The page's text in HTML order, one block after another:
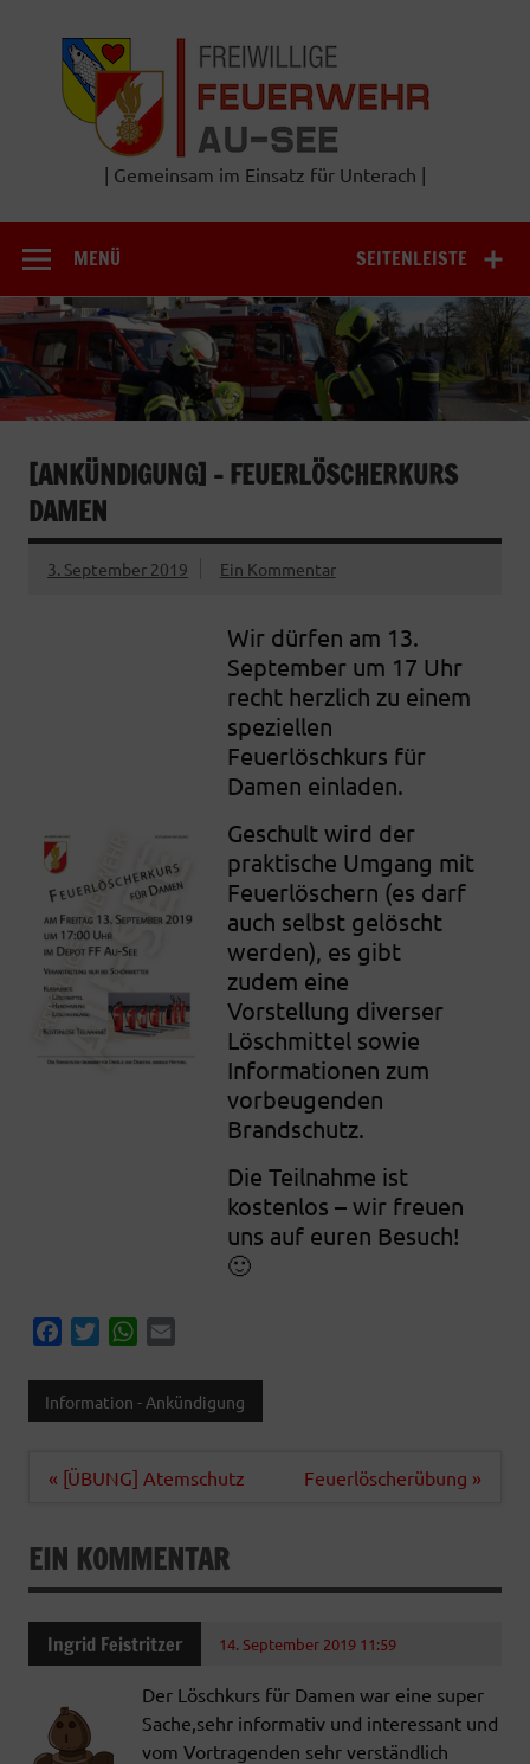
springen
| Gemeinsam im Einsatz für Unterach |
SEITENLEISTE
MENÜ
[ANKÜNDIGUNG] – FEUERLÖSCHERKURS
DAMEN
3. September 2019 Ein Kommentar
Wir dürfen am 13.
September um 17 Uhr
recht herzlich zu einem
speziellen
Feuerlöschkurs für
Damen einladen.
Geschult wird der
praktische Umgang mit
Feuerlöschern (es darf
auch selbst gelöscht
werden), es gibt
zudem eine
Vorstellung diverser
Löschmittel sowie
Informationen zum
vorbeugenden
Brandschutz.
Die Teilnahme ist
kostenlos – wir freuen
uns auf euren Besuch!
🙂
c
e
o
i
t
e
W
a
t
A
a
i
Information - Ankündigung
Beitragsnavigation
« [ÜBUNG] Atemschutz Feuerlöscherübung »
EIN KOMMENTAR
Ingrid Feistritzer 14. September 2019 11:59
Der Löschkurs für Damen war eine super
Sache,sehr informativ und interessant und
vom Vortragenden sehr verständlich